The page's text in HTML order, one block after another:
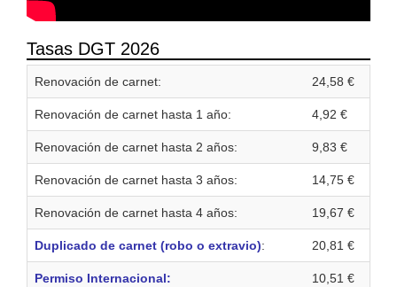
Tasas DGT 2026
Renovación de carnet: 24,58 €
Renovación de carnet hasta 1 año: 4,92 €
Renovación de carnet hasta 2 años: 9,83 €
Renovación de carnet hasta 3 años: 14,75 €
Renovación de carnet hasta 4 años: 19,67 €
Duplicado de carnet (robo o extravio): 20,81 €
Permiso Internacional: 10,51 €